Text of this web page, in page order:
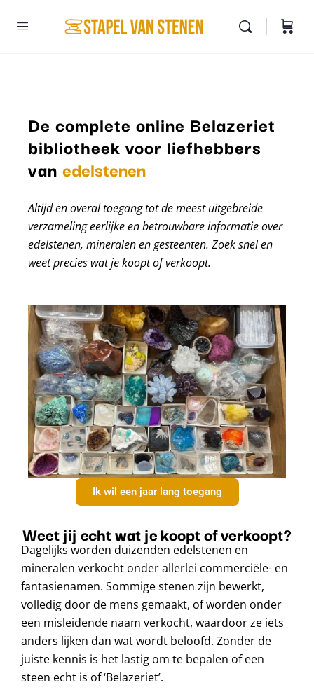
De complete online Belazeriet
bibliotheek voor liefhebbers
van edelstenen
mineralen
Altijd en overal toegang tot de meest uitgebreide
verzameling eerlijke en betrouwbare informatie over
edelstenen, mineralen en gesteenten. Zoek snel en
weet precies wat je koopt of verkoopt.
Ik wil een jaar lang toegang
Weet jij echt wat je koopt of verkoopt?
Dagelijks worden duizenden edelstenen en
mineralen verkocht onder allerlei commerciële- en
fantasienamen. Sommige stenen zijn bewerkt,
volledig door de mens gemaakt, of worden onder
een misleidende naam verkocht, waardoor ze iets
anders lijken dan wat wordt beloofd. Zonder de
juiste kennis is het lastig om te bepalen of een
steen echt is of ‘Belazeriet’.